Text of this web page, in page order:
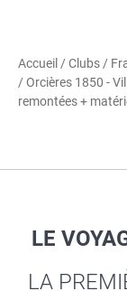
Accueil /Clubs /
/ Orcières 1850 -
remontées +
LE
LA